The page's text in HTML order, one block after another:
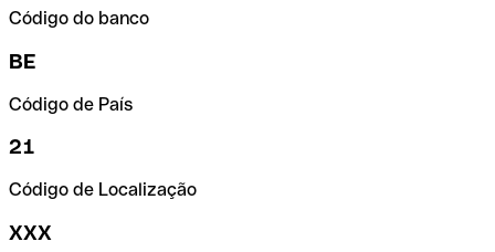
Código do banco
BE
Código de País
21
Código de Localização
XXX